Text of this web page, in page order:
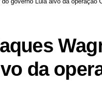
da